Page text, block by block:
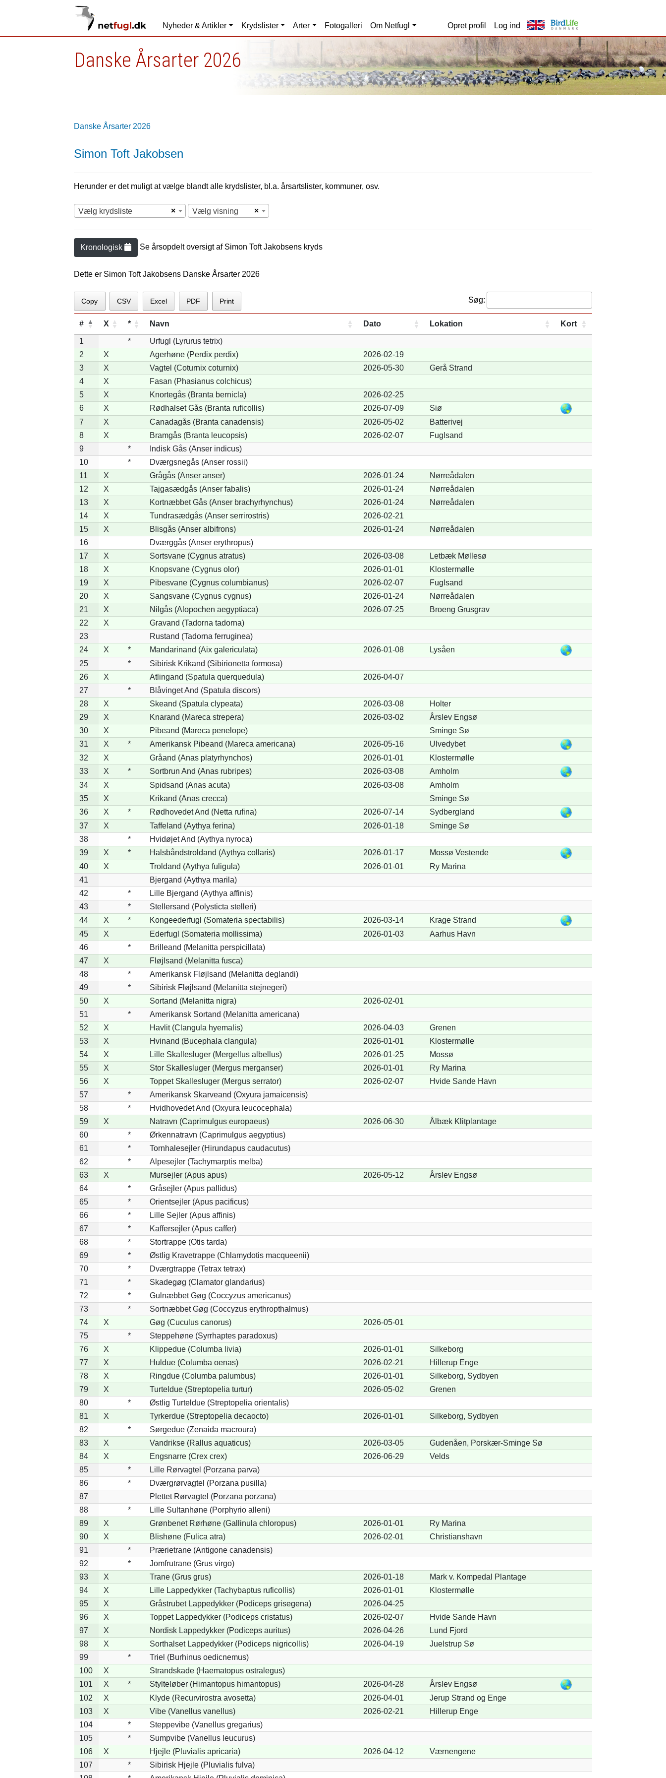
Nyheder & Artikler Krydslister Arter Fotogalleri Om Netfugl Opret profil Log ind
Danske Årsarter 2026
Danske Årsarter 2026
Simon Toft Jakobsen
Herunder er det muligt at vælge blandt alle krydslister, bl.a. årsartslister, kommuner, osv.
×
Vælg krydsliste ×
Vælg visning
Kronologisk Se årsopdelt oversigt af Simon Toft Jakobsens kryds
Dette er Simon Toft Jakobsens Danske Årsarter 2026
Copy CSV Excel PDF Print Søg:
# X * Navn Dato Lokation Kort
1 *
Urfugl (Lyrurus tetrix)
2
X Agerhøne (Perdix perdix)
2026-02-19
3
X Vagtel (Coturnix coturnix) 2026-05-30
Gerå Strand
4
X
Fasan (Phasianus colchicus)
5
X Knortegås (Branta bernicla)
2026-02-25
6
X Rødhalset Gås (Branta ruficollis) 2026-07-09
Siø
7
X Canadagås (Branta canadensis) 2026-05-02
Batterivej
8
X Bramgås (Branta leucopsis) 2026-02-07
Fuglsand
9
*
Indisk Gås (Anser indicus)
10
*
Dværgsnegås (Anser rossii)
11
X Grågås (Anser anser) 2026-01-24
Nørreådalen
12
X Tajgasædgås (Anser fabalis) 2026-01-24
Nørreådalen
13
X Kortnæbbet Gås (Anser brachyrhynchus) 2026-01-24
Nørreådalen
14
X Tundrasædgås (Anser serrirostris)
2026-02-21
15
X Blisgås (Anser albifrons) 2026-01-24
Nørreådalen
16
Dværggås (Anser erythropus)
17
X Sortsvane (Cygnus atratus) 2026-03-08
Letbæk Møllesø
18
X Knopsvane (Cygnus olor) 2026-01-01
Klostermølle
19
X Pibesvane (Cygnus columbianus) 2026-02-07
Fuglsand
20
X Sangsvane (Cygnus cygnus) 2026-01-24
Nørreådalen
21
X Nilgås (Alopochen aegyptiaca) 2026-07-25
Broeng Grusgrav
22
X
Gravand (Tadorna tadorna)
23
Rustand (Tadorna ferruginea)
24
X * Mandarinand (Aix galericulata) 2026-01-08
Lysåen
25
*
Sibirisk Krikand (Sibirionetta formosa)
26
X Atlingand (Spatula querquedula)
2026-04-07
27
*
Blåvinget And (Spatula discors)
28
X Skeand (Spatula clypeata) 2026-03-08
Holter
29
X Knarand (Mareca strepera) 2026-03-02
Årslev Engsø
30
X Pibeand (Mareca penelope)
Sminge Sø
31
X * Amerikansk Pibeand (Mareca americana) 2026-05-16
Ulvedybet
32
X Gråand (Anas platyrhynchos) 2026-01-01
Klostermølle
33
X * Sortbrun And (Anas rubripes) 2026-03-08
Amholm
34
X Spidsand (Anas acuta) 2026-03-08
Amholm
35
X Krikand (Anas crecca)
Sminge Sø
36
X * Rødhovedet And (Netta rufina) 2026-07-14
Sydbergland
37
X Taffeland (Aythya ferina) 2026-01-18
Sminge Sø
38
*
Hvidøjet And (Aythya nyroca)
39
X * Halsbåndstroldand (Aythya collaris) 2026-01-17
Mossø Vestende
40
X Troldand (Aythya fuligula) 2026-01-01
Ry Marina
41
Bjergand (Aythya marila)
42
*
Lille Bjergand (Aythya affinis)
43
*
Stellersand (Polysticta stelleri)
44
X * Kongeederfugl (Somateria spectabilis) 2026-03-14
Krage Strand
45
X Ederfugl (Somateria mollissima) 2026-01-03
Aarhus Havn
46
*
Brilleand (Melanitta perspicillata)
47
X
Fløjlsand (Melanitta fusca)
48
*
Amerikansk Fløjlsand (Melanitta deglandi)
49
*
Sibirisk Fløjlsand (Melanitta stejnegeri)
50
X Sortand (Melanitta nigra)
2026-02-01
51
*
Amerikansk Sortand (Melanitta americana)
52
X Havlit (Clangula hyemalis) 2026-04-03
Grenen
53
X Hvinand (Bucephala clangula) 2026-01-01
Klostermølle
54
X Lille Skallesluger (Mergellus albellus) 2026-01-25
Mossø
55
X Stor Skallesluger (Mergus merganser) 2026-01-01
Ry Marina
56
X Toppet Skallesluger (Mergus serrator) 2026-02-07
Hvide Sande Havn
57
*
Amerikansk Skarveand (Oxyura jamaicensis)
58
*
Hvidhovedet And (Oxyura leucocephala)
59
X Natravn (Caprimulgus europaeus) 2026-06-30
Ålbæk Klitplantage
60
*
Ørkennatravn (Caprimulgus aegyptius)
61
*
Tornhalesejler (Hirundapus caudacutus)
62
*
Alpesejler (Tachymarptis melba)
63
X Mursejler (Apus apus) 2026-05-12
Årslev Engsø
64
*
Gråsejler (Apus pallidus)
65
*
Orientsejler (Apus pacificus)
66
*
Lille Sejler (Apus affinis)
67
*
Kaffersejler (Apus caffer)
68
*
Stortrappe (Otis tarda)
69
*
Østlig Kravetrappe (Chlamydotis macqueenii)
70
*
Dværgtrappe (Tetrax tetrax)
71
*
Skadegøg (Clamator glandarius)
72
*
Gulnæbbet Gøg (Coccyzus americanus)
73
*
Sortnæbbet Gøg (Coccyzus erythropthalmus)
74
X Gøg (Cuculus canorus)
2026-05-01
75
*
Steppehøne (Syrrhaptes paradoxus)
76
X Klippedue (Columba livia) 2026-01-01
Silkeborg
77
X Huldue (Columba oenas) 2026-02-21
Hillerup Enge
78
X Ringdue (Columba palumbus) 2026-01-01
Silkeborg, Sydbyen
79
X Turteldue (Streptopelia turtur) 2026-05-02
Grenen
80
*
Østlig Turteldue (Streptopelia orientalis)
81
X Tyrkerdue (Streptopelia decaocto) 2026-01-01
Silkeborg, Sydbyen
82
*
Sørgedue (Zenaida macroura)
83
X Vandrikse (Rallus aquaticus) 2026-03-05
Gudenåen, Porskær-Sminge Sø
84
X Engsnarre (Crex crex) 2026-06-29
Velds
85
*
Lille Rørvagtel (Porzana parva)
86
*
Dværgrørvagtel (Porzana pusilla)
87
Plettet Rørvagtel (Porzana porzana)
88
*
Lille Sultanhøne (Porphyrio alleni)
89
X Grønbenet Rørhøne (Gallinula chloropus) 2026-01-01
Ry Marina
90
X Blishøne (Fulica atra) 2026-02-01
Christianshavn
91
*
Prærietrane (Antigone canadensis)
92
*
Jomfrutrane (Grus virgo)
93
X Trane (Grus grus) 2026-01-18
Mark v. Kompedal Plantage
94
X Lille Lappedykker (Tachybaptus ruficollis) 2026-01-01
Klostermølle
95
X Gråstrubet Lappedykker (Podiceps grisegena)
2026-04-25
96
X Toppet Lappedykker (Podiceps cristatus) 2026-02-07
Hvide Sande Havn
97
X Nordisk Lappedykker (Podiceps auritus) 2026-04-26
Lund Fjord
98
X Sorthalset Lappedykker (Podiceps nigricollis) 2026-04-19
Juelstrup Sø
99
*
Triel (Burhinus oedicnemus)
100
X
Strandskade (Haematopus ostralegus)
101
X * Stylteløber (Himantopus himantopus) 2026-04-28
Årslev Engsø
102
X Klyde (Recurvirostra avosetta) 2026-04-01
Jerup Strand og Enge
103
X Vibe (Vanellus vanellus) 2026-02-21
Hillerup Enge
104
*
Steppevibe (Vanellus gregarius)
105
*
Sumpvibe (Vanellus leucurus)
106
X Hjejle (Pluvialis apricaria) 2026-04-12
Værnengene
107
*
Sibirisk Hjejle (Pluvialis fulva)